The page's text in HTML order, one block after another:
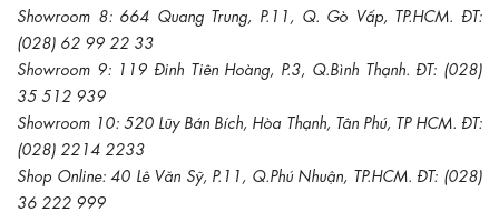
Showroom 8: 664 Quang Trung, P.11, Q. Gò Vấp, TP.HCM. ĐT:
(028) 62 99 22 33
Showroom 9: 119 Đinh Tiên Hoàng, P.3, Q.Bình Thạnh. ĐT: (028)
35 512 939
Showroom 10: 520 Lũy Bán Bích, Hòa Thạnh, Tân Phú, TP HCM. ĐT:
(028) 2214 2233
Shop Online: 40 Lê Văn Sỹ, P.11, Q.Phú Nhuận, TP.HCM. ĐT: (028)
36 222 999